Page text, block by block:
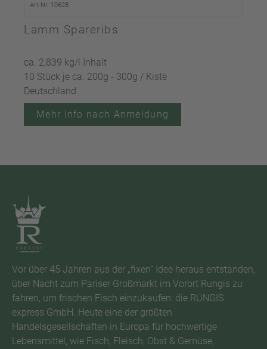
Art-Nr. 10628
Lamm Spareribs
ca. 2,839 kg/l Inhalt
10 Stück je ca. 200g - 300g / Kiste
Deutschland
Mehr Info nach Anmeldung
Vor über 45 Jahren aus der „fixen“ Idee heraus entstanden,
über Nacht zum Pariser Großmarkt im Vorort Rungis zu
fahren, um frischen Fisch einzukaufen: die RUNGIS
express GmbH. Heute eine der größten
Handelsgesellschaften in Europa für hochwertige
Lebensmittel, wie Fisch, Fleisch, Obst & Gemüse,